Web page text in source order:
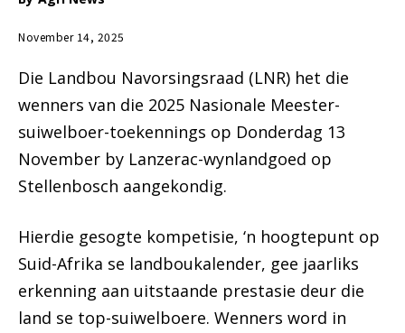
November 14, 2025
Die Landbou Navorsingsraad (LNR) het die
wenners van die 2025 Nasionale Meester-
suiwelboer-toekennings op Donderdag 13
November by Lanzerac-wynlandgoed op
Stellenbosch aangekondig.
Hierdie gesogte kompetisie, ‘n hoogtepunt op
Suid-Afrika se landboukalender, gee jaarliks
erkenning aan uitstaande prestasie deur die
land se top-suiwelboere. Wenners word in